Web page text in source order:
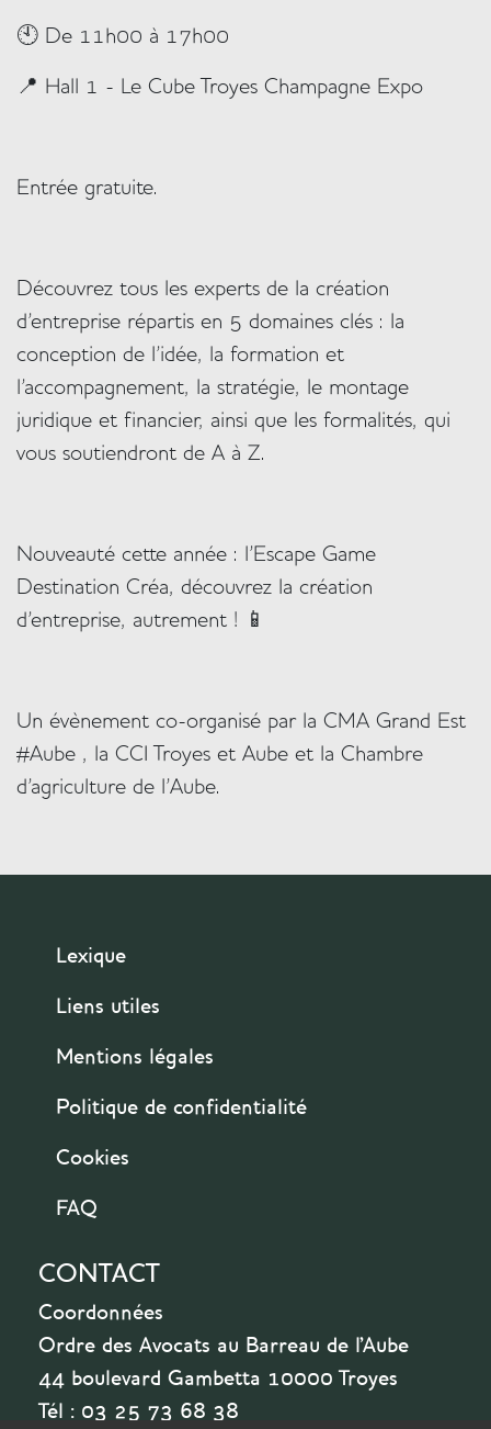
🕙 De 11h00 à 17h00
📍 Hall 1 - Le Cube Troyes Champagne Expo
Entrée gratuite.
Découvrez tous les experts de la création
d'entreprise répartis en 5 domaines clés : la
conception de l'idée, la formation et
l'accompagnement, la stratégie, le montage
juridique et financier, ainsi que les formalités, qui
vous soutiendront de A à Z.
Nouveauté cette année : l'Escape Game
Destination Créa, découvrez la création
d'entreprise, autrement ! 📱
Un évènement co-organisé par la CMA Grand Est
#Aube , la CCI Troyes et Aube et la Chambre
d'agriculture de l'Aube.
Lexique
Liens utiles
Mentions légales
Politique de confidentialité
Cookies
FAQ
CONTACT
Coordonnées
Ordre des Avocats au Barreau de l'Aube
44 boulevard Gambetta 10000 Troyes
Tél : 03 25 73 68 38